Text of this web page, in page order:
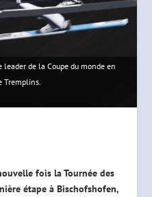
leader de la Coupe du monde en
Tremplins.
fois la Tournée des
étape à Bischofshofen,